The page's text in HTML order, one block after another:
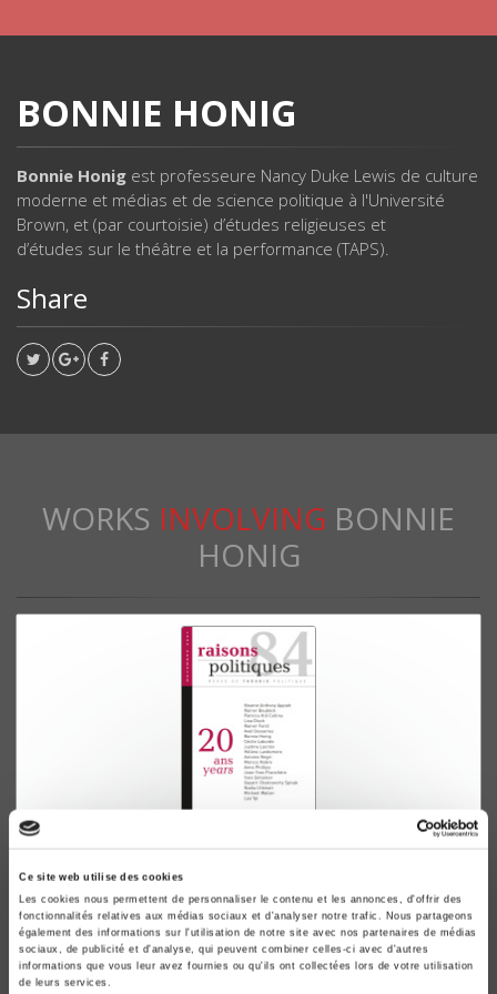
Ce site web utilise des cookies
Les cookies nous permettent de personnaliser le contenu et les annonces, d'offrir des
fonctionnalités relatives aux médias sociaux et d'analyser notre trafic. Nous partageons
également des informations sur l'utilisation de notre site avec nos partenaires de médias
sociaux, de publicité et d'analyse, qui peuvent combiner celles-ci avec d'autres
informations que vous leur avez fournies ou qu'ils ont collectées lors de votre utilisation
de leurs services.
BONNIE HONIG
Bonnie Honig est professeure Nancy Duke Lewis de culture
moderne et médias et de science politique à l'Université
Brown, et (par courtoisie) d’études religieuses et
d’études sur le théâtre et la performance (TAPS).
Share
WORKS INVOLVING BONNIE
HONIG
Raisons politiques 84, novembre 2021
20 ans
Kwame Anthony Appiah, Rainer Bauböck